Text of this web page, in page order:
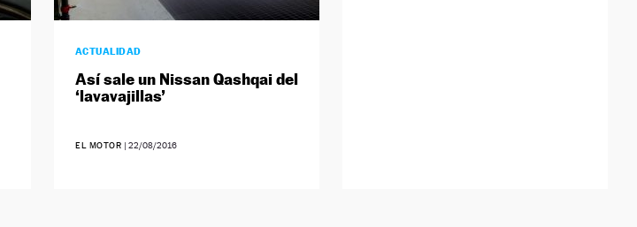
ACTUALIDAD
Así sale un Nissan Qashqai del
‘lavavajillas’
EL MOTOR | 22/08/2016